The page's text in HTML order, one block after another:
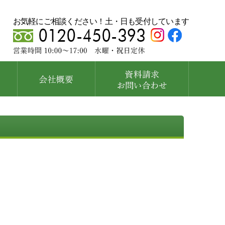
お気軽にご相談ください！土・日も受付しています